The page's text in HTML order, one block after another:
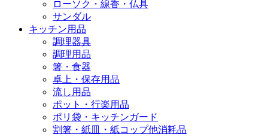
ローソク・線香・仏具
サンダル
キッチン用品
調理器具
調理用品
箸・食器
卓上・保存用品
流し用品
ポット・行楽用品
ポリ袋・キッチンガード
割箸・紙皿・紙コップ他消耗品